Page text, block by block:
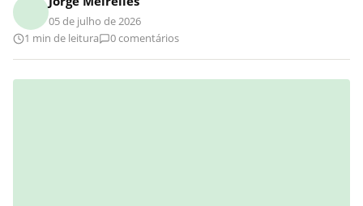
05 de julho de 2026
1 min de leitura
0 comentários